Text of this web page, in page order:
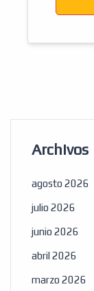
Archivos
agosto 2026
julio 2026
junio 2026
abril 2026
marzo 2026